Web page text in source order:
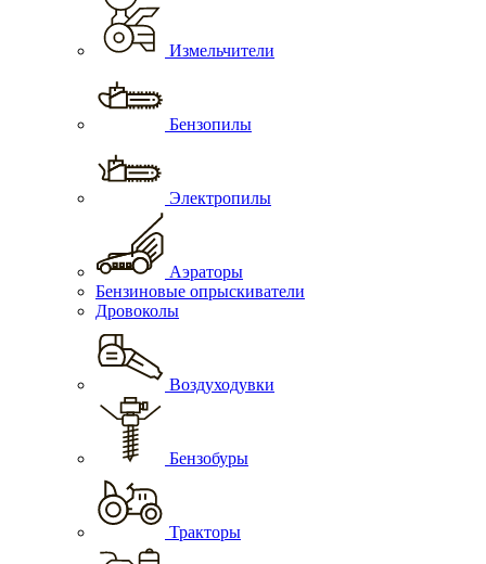
Измельчители
Бензопилы
Электропилы
Аэраторы
Бензиновые опрыскиватели
Дровоколы
Воздуходувки
Бензобуры
Тракторы